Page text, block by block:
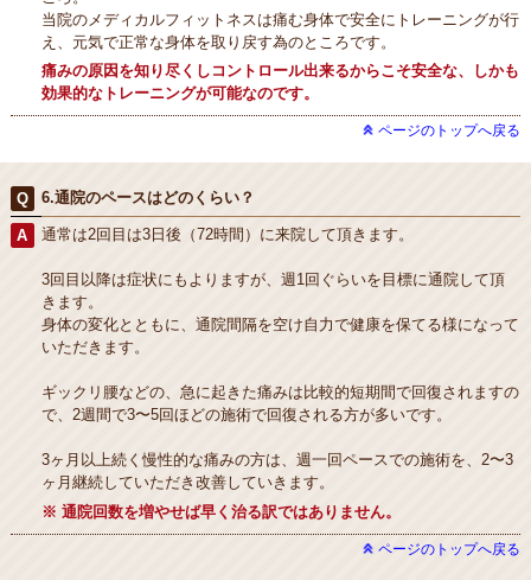
当院のメディカルフィットネスは痛む身体で安全にトレーニングが行
え、元気で正常な身体を取り戻す為のところです。
痛みの原因を知り尽くしコントロール出来るからこそ安全な、しかも
効果的なトレーニングが可能なのです。
ページのトップへ戻る
6.通院のペースはどのくらい？
通常は2回目は3日後（72時間）に来院して頂きます。
3回目以降は症状にもよりますが、週1回ぐらいを目標に通院して頂
きます。
身体の変化とともに、通院間隔を空け自力で健康を保てる様になって
いただきます。
ギックリ腰などの、急に起きた痛みは比較的短期間で回復されますの
で、2週間で3〜5回ほどの施術で回復される方が多いです。
3ヶ月以上続く慢性的な痛みの方は、週一回ペースでの施術を、2〜3
ヶ月継続していただき改善していきます。
※ 通院回数を増やせば早く治る訳ではありません。
ページのトップへ戻る